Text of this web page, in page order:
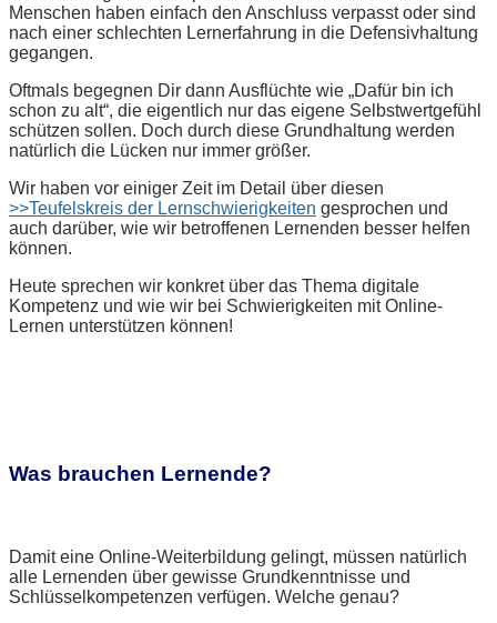
Menschen haben einfach den Anschluss verpasst oder sind
nach einer schlechten Lernerfahrung in die Defensivhaltung
gegangen.
Oftmals begegnen Dir dann Ausflüchte wie „Dafür bin ich
schon zu alt“, die eigentlich nur das eigene Selbstwertgefühl
schützen sollen. Doch durch diese Grundhaltung werden
natürlich die Lücken nur immer größer.
Wir haben vor einiger Zeit im Detail über diesen
>>Teufelskreis der Lernschwierigkeiten gesprochen und
auch darüber, wie wir betroffenen Lernenden besser helfen
können.
Heute sprechen wir konkret über das Thema digitale
Kompetenz und wie wir bei Schwierigkeiten mit Online-
Lernen unterstützen können!
Was brauchen Lernende?
Damit eine Online-Weiterbildung gelingt, müssen natürlich
alle Lernenden über gewisse Grundkenntnisse und
Schlüsselkompetenzen verfügen. Welche genau?